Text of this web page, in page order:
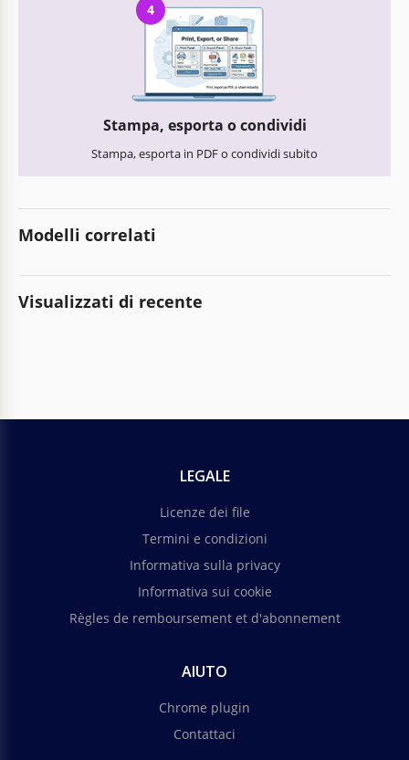
4
Stampa, esporta o condividi
Stampa, esporta in PDF o condividi subito
Modelli correlati
Visualizzati di recente
LEGALE
Licenze dei file
Termini e condizioni
Informativa sulla privacy
Informativa sui cookie
Règles de remboursement et d'abonnement
AIUTO
Chrome plugin
Contattaci